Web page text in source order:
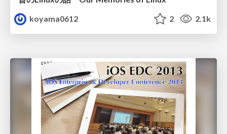
koyama0612
2 2.1k